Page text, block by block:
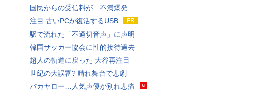
国民からの受信料が…不満爆発
注目 古いPCが復活するUSB
駅で流れた「不適切音声」に声明
韓国サッカー協会に性的接待過去
超人の軌道に戻った 大谷再注目
世紀の大誤審? 晴れ舞台で悲劇
バカヤロー…人気声優が別れ悲痛